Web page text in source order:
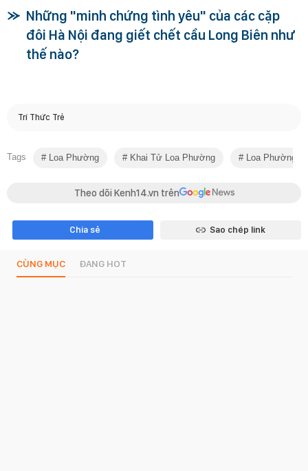
Những "minh chứng tình yêu" của các cặp
đôi Hà Nội đang giết chết cầu Long Biên như
thế nào?
Trí Thức Trẻ
Tags Loa Phường Khai Tử Loa Phường Loa Phường
Theo dõi Kenh14.vn trên
Chia sẻ Sao chép link
CÙNG MỤC ĐANG HOT